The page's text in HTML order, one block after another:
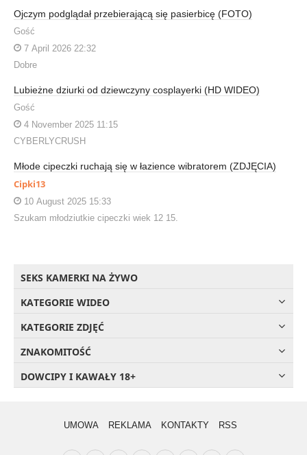
Ojczym podglądał przebierającą się pasierbicę (FOTO)
Gość
7 April 2026 22:32
Dobre
Lubieżne dziurki od dziewczyny cosplayerki (HD WIDEO)
Gość
4 November 2025 11:15
CYBERLYCRUSH
Młode cipeczki ruchają się w łazience wibratorem (ZDJĘCIA)
Cipki13
10 August 2025 15:33
Szukam młodziutkie cipeczki wiek 12 15.
SEKS KAMERKI NA ŻYWO
KATEGORIE WIDEO
KATEGORIE ZDJĘĆ
ZNAKOMITOŚĆ
DOWCIPY I KAWAŁY 18+
UMOWA REKLAMA KONTAKTY RSS